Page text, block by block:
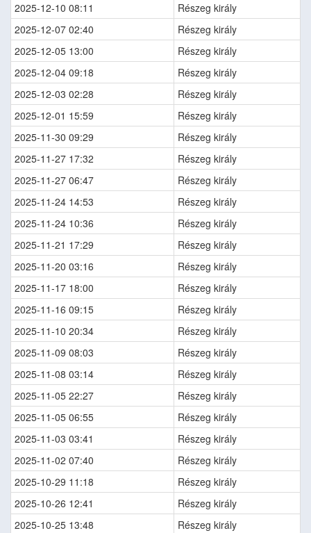
2025-12-10 08:11
Részeg király
2025-12-07 02:40
Részeg király
2025-12-05 13:00
Részeg király
2025-12-04 09:18
Részeg király
2025-12-03 02:28
Részeg király
2025-12-01 15:59
Részeg király
2025-11-30 09:29
Részeg király
2025-11-27 17:32
Részeg király
2025-11-27 06:47
Részeg király
2025-11-24 14:53
Részeg király
2025-11-24 10:36
Részeg király
2025-11-21 17:29
Részeg király
2025-11-20 03:16
Részeg király
2025-11-17 18:00
Részeg király
2025-11-16 09:15
Részeg király
2025-11-10 20:34
Részeg király
2025-11-09 08:03
Részeg király
2025-11-08 03:14
Részeg király
2025-11-05 22:27
Részeg király
2025-11-05 06:55
Részeg király
2025-11-03 03:41
Részeg király
2025-11-02 07:40
Részeg király
2025-10-29 11:18
Részeg király
2025-10-26 12:41
Részeg király
2025-10-25 13:48
Részeg király